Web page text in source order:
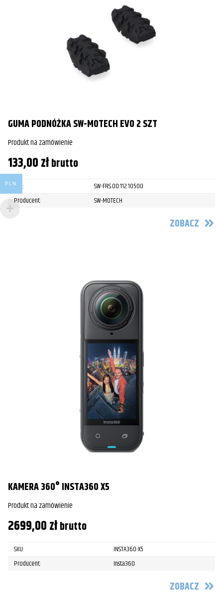
GUMA PODNÓŻKA SW-MOTECH EVO 2 SZT
Produkt na zamówienie
133,00złbrutto
SKU:
SW-FRS.00.112.10500
Producent:
SW-MOTECH
ZOBACZ
KAMERA 360° INSTA360 X5
Produkt na zamówienie
2699,00złbrutto
SKU:
INSTA360-X5
Producent:
Insta360
ZOBACZ
PLN